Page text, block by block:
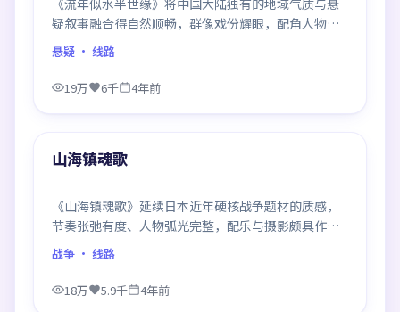
《流年似水半世缘》将中国大陆独有的地域气质与悬
疑叙事融合得自然顺畅，群像戏份耀眼，配角人物同
样鲜活，整部作品质感扎实。
悬疑 · 线路
19万 6千 4年前
热门
山海镇魂歌
《山海镇魂歌》延续日本近年硬核战争题材的质感，
节奏张弛有度、人物弧光完整，配乐与摄影颇具作者
风格，是一部值得逐帧细看的诚意之作。
战争 · 线路
18万 5.9千
4年前